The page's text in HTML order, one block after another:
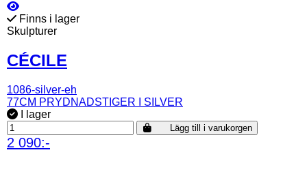
Finns i lager
Skulpturer
CÉCILE
1086-silver-eh
77CM PRYDNADSTIGER I SILVER
I lager
Lägg till i varukorgen
2 090:-